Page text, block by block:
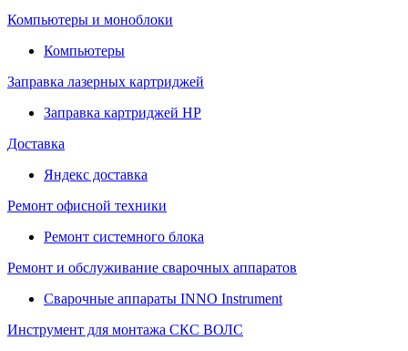
Компьютеры и моноблоки
Компьютеры
Заправка лазерных картриджей
Заправка картриджей HP
Доставка
Яндекс доставка
Ремонт офисной техники
Ремонт системного блока
Ремонт и обслуживание сварочных аппаратов
Сварочные аппараты INNO Instrument
Инструмент для монтажа СКС ВОЛС